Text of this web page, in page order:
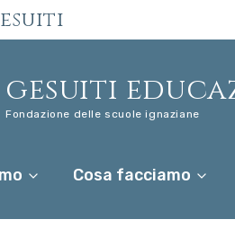
gesuiti
Fondazione delle scuole ignaziane
Cosa facciamo